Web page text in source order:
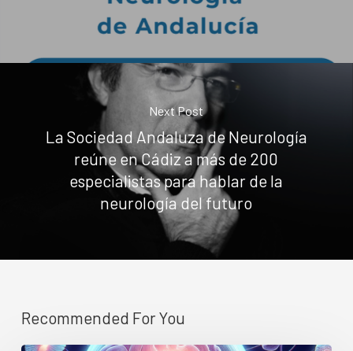
Next Post
La Sociedad Andaluza de Neurología
reúne en Cádiz a más de 200
especialistas para hablar de la
neurología del futuro
Recommended For You